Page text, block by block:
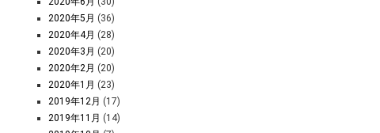
2020年5月 (36)
2020年4月 (28)
2020年3月 (20)
2020年2月 (20)
2020年1月 (23)
2019年12月 (17)
2019年11月 (14)